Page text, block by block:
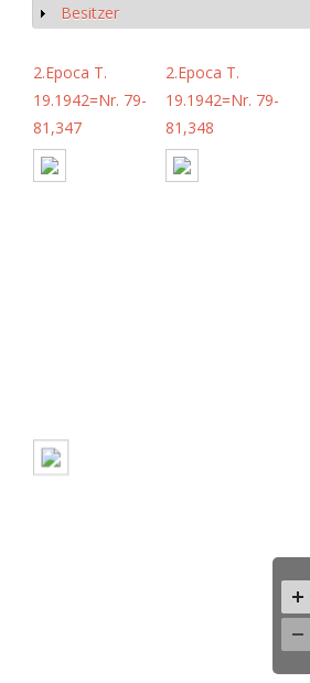
Show
Besitzer
2.Epoca T.
19.1942=Nr. 79-
81,347
2.Epoca T.
19.1942=Nr. 79-
81,348